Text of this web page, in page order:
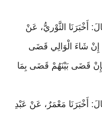
قَالَ: أَخْبَرَنَا الثَّوْريُّ، عَنْ
إِنْ شَاءَ الْوَالِي قَضَى
قَضَى بَيْنَهُمْ قَضَى بِمَا
قَالَ: أَخْبَرَنَا مَعْمَرٌ، عَنْ عَبْدِ